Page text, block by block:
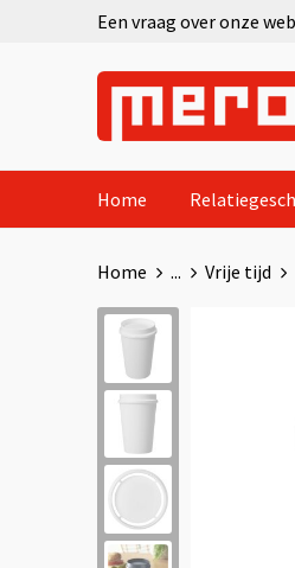
Een vraag over onze
Home
Home ... Vrije tijd